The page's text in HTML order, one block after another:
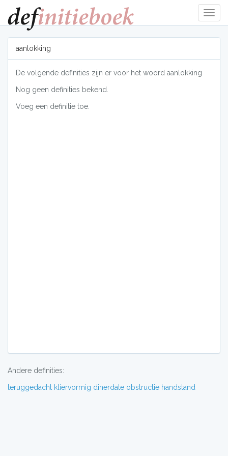
tonen
aanlokking
De volgende definities zijn er voor het woord aanlokking
Nog geen definities bekend.
Voeg een definitie toe.
Andere definities:
teruggedacht kliervormig dinerdate obstructie handstand